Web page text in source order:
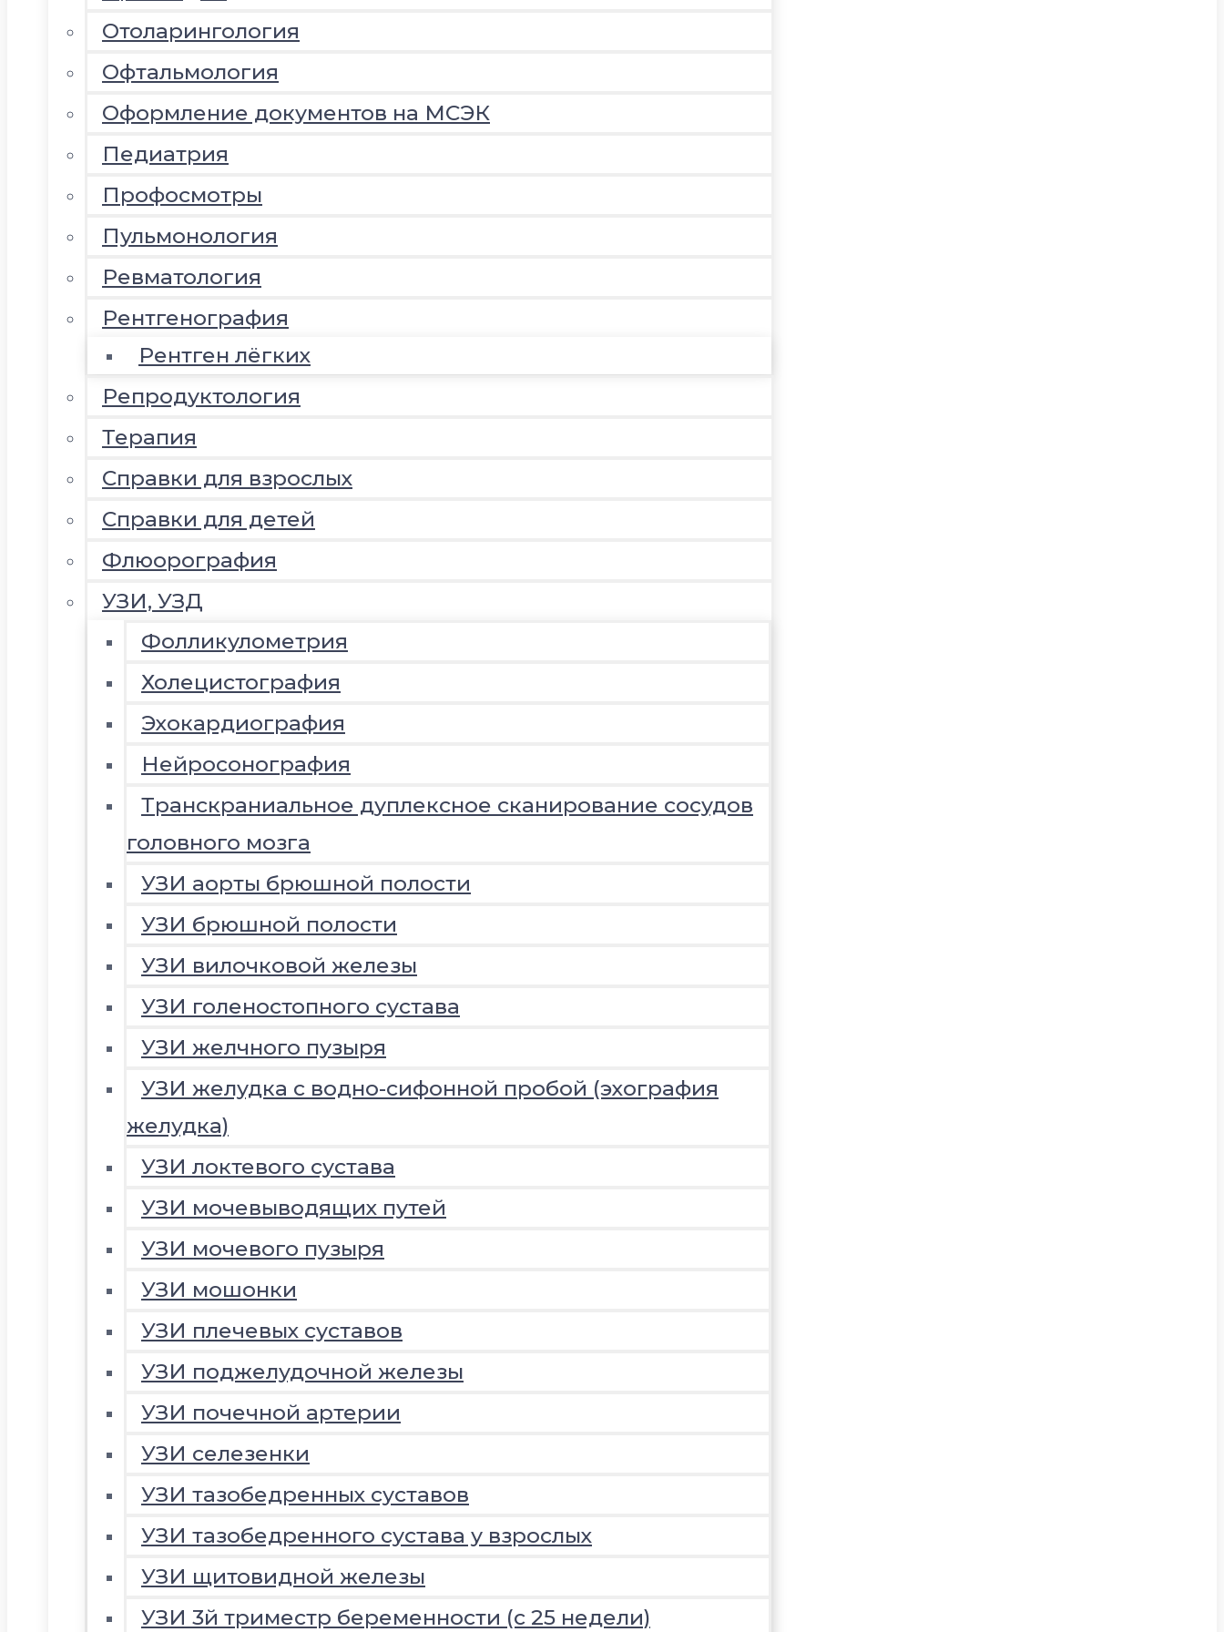
Отоларингология
Офтальмология
Оформление документов на МСЭК
Педиатрия
Профосмотры
Пульмонология
Ревматология
Рентгенография
Рентген лёгких
Репродуктология
Терапия
Справки для взрослых
Справки для детей
Флюорография
УЗИ, УЗД
Фолликулометрия
Холецистография
Эхокардиография
Нейросонография
Транскраниальное дуплексное сканирование сосудов
головного мозга
УЗИ аорты брюшной полости
УЗИ брюшной полости
УЗИ вилочковой железы
УЗИ голеностопного сустава
УЗИ желчного пузыря
УЗИ желудка с водно-сифонной пробой (эхография
желудка)
УЗИ локтевого сустава
УЗИ мочевыводящих путей
УЗИ мочевого пузыря
УЗИ мошонки
УЗИ плечевых суставов
УЗИ поджелудочной железы
УЗИ почечной артерии
УЗИ селезенки
УЗИ тазобедренных суставов
УЗИ тазобедренного сустава у взрослых
УЗИ щитовидной железы
УЗИ 3й триместр беременности (с 25 недели)